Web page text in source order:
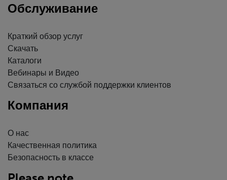
Обслуживание
Краткий обзор услуг
Скачать
Каталоги
Вебинары и Видео
Связаться со службой поддержки клиентов
Компания
О нас
Качественная политика
Безопасность в классе